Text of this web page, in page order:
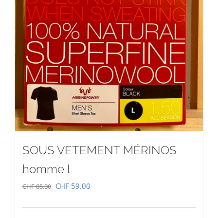
SOUS VETEMENT MÉRINOS
homme l
CHF85.00 Le
initial
CHF 59.00
actuel